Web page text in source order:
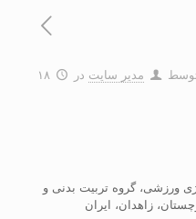
مدیر سایت در
۱۸
ورزشی، گروه تربیت بدنی و
زاهدان، ایران